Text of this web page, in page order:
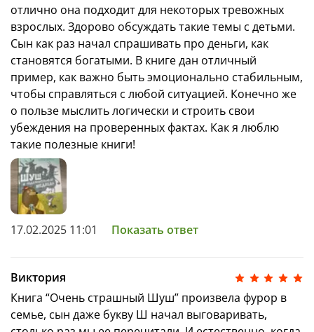
отлично она подходит для некоторых тревожных
взрослых. Здорово обсуждать такие темы с детьми.
Сын как раз начал спрашивать про деньги, как
становятся богатыми. В книге дан отличный
пример, как важно быть эмоционально стабильным,
чтобы справляться с любой ситуацией. Конечно же
о пользе мыслить логически и строить свои
убеждения на проверенных фактах. Как я люблю
такие полезные книги!
17.02.2025 11:01 Показать ответ
Виктория
Книга “Очень страшный Шуш” произвела фурор в
семье, сын даже букву Ш начал выговаривать,